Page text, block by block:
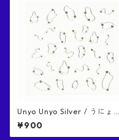
Unyo Unyo Silver / うにょう
にょ シルバー ネイルシール
¥900